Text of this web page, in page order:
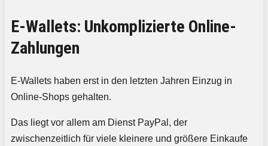
E-Wallets: Unkomplizierte Online-
Zahlungen
E-Wallets haben erst in den letzten Jahren Einzug in
Online-Shops gehalten.
Das liegt vor allem am Dienst PayPal, der
zwischenzeitlich für viele kleinere und größere Einkaufe